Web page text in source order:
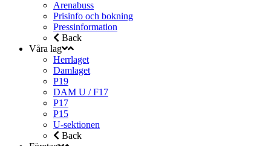
Arenabuss
Prisinfo och bokning
Pressinformation
Back
Våra lag
Herrlaget
Damlaget
P19
DAM U / F17
P17
P15
U-sektionen
Back